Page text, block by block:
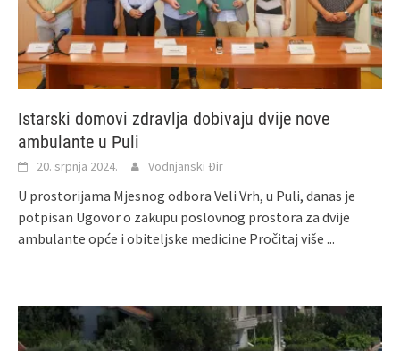
Istarski domovi zdravlja dobivaju dvije nove
ambulante u Puli
20. srpnja 2024. Vodnjanski Đir
U prostorijama Mjesnog odbora Veli Vrh, u Puli, danas je
potpisan Ugovor o zakupu poslovnog prostora za dvije
ambulante opće i obiteljske medicine Pročitaj više ...